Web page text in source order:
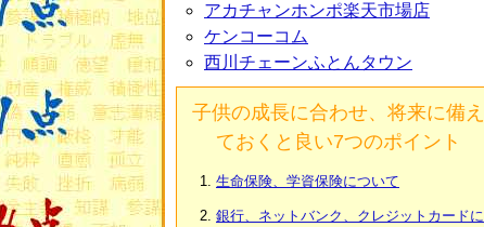
アカチャンホンポ楽天市場店
ケンコーコム
西川チェーンふとんタウン
子供の成長に合わせ、将来に備え
ておくと良い7つのポイント
生命保険、学資保険について
銀行、ネットバンク、クレジットカードに